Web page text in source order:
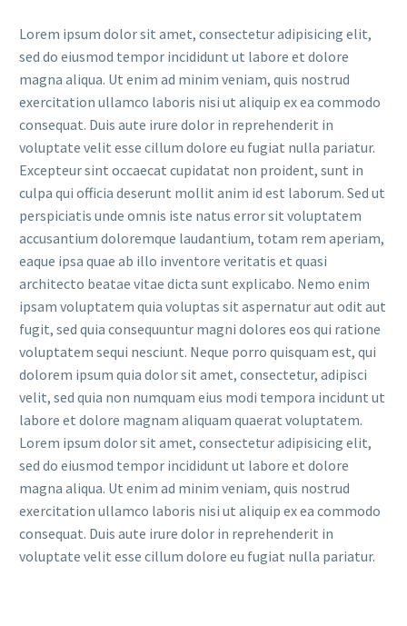
Lorem ipsum dolor sit amet, consectetur adipisicing elit,
sed do eiusmod tempor incididunt ut labore et dolore
magna aliqua. Ut enim ad minim veniam, quis nostrud
exercitation ullamco laboris nisi ut aliquip ex ea commodo
consequat. Duis aute irure dolor in reprehenderit in
voluptate velit esse cillum dolore eu fugiat nulla pariatur.
Excepteur sint occaecat cupidatat non proident, sunt in
culpa qui officia deserunt mollit anim id est laborum. Sed ut
perspiciatis unde omnis iste natus error sit voluptatem
accusantium doloremque laudantium, totam rem aperiam,
eaque ipsa quae ab illo inventore veritatis et quasi
architecto beatae vitae dicta sunt explicabo. Nemo enim
ipsam voluptatem quia voluptas sit aspernatur aut odit aut
fugit, sed quia consequuntur magni dolores eos qui ratione
voluptatem sequi nesciunt. Neque porro quisquam est, qui
dolorem ipsum quia dolor sit amet, consectetur, adipisci
velit, sed quia non numquam eius modi tempora incidunt ut
labore et dolore magnam aliquam quaerat voluptatem.
Lorem ipsum dolor sit amet, consectetur adipisicing elit,
sed do eiusmod tempor incididunt ut labore et dolore
magna aliqua. Ut enim ad minim veniam, quis nostrud
exercitation ullamco laboris nisi ut aliquip ex ea commodo
consequat. Duis aute irure dolor in reprehenderit in
voluptate velit esse cillum dolore eu fugiat nulla pariatur.